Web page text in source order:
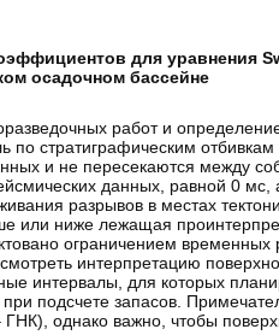
для уравнения
осадочном бассейне
работ и
по стратиграфическим
и не пересекаются между
данных, равной 0
разрывов в местах
или ниже лежащая
ограничением
интерпретацию
интервалы, для которых
подсчете запасов.
однако важно, чтобы